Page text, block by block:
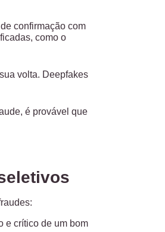
confirmação com
como o
volta. Deepfakes
é provável que
e crítico de um bom